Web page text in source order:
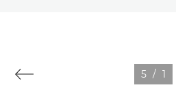
1
/
5